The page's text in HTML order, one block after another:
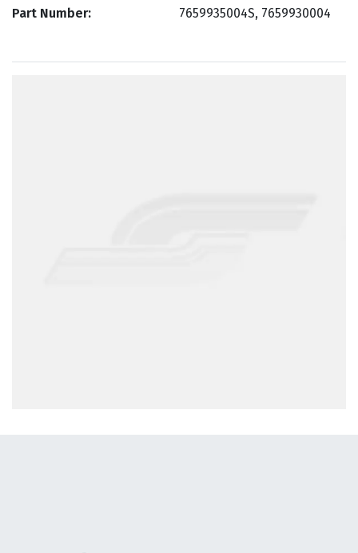
Part Number 7659935004S, 7659930004